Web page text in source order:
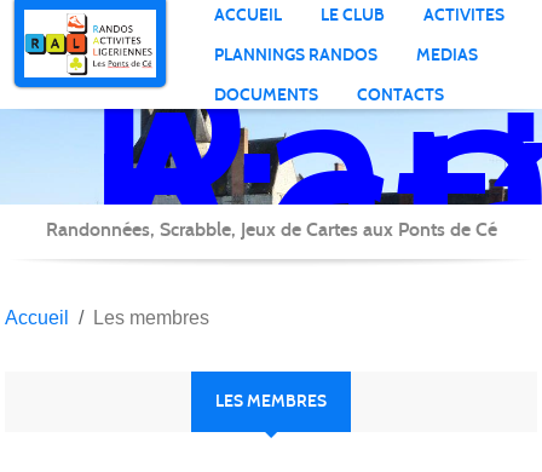
ACCUEIL LE CLUB
ACTIVITES
PLANNINGS RANDOS
MEDIAS
DOCUMENTS
CONTACTS
Randonnées, Scrabble, Jeux de Cartes aux Ponts de Cé
Accueil Les membres
LES MEMBRES
Panneau de gestion des cookies